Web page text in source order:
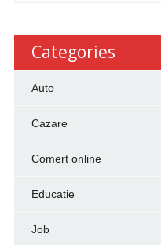
Categories
Auto
Cazare
Comert online
Educatie
Job